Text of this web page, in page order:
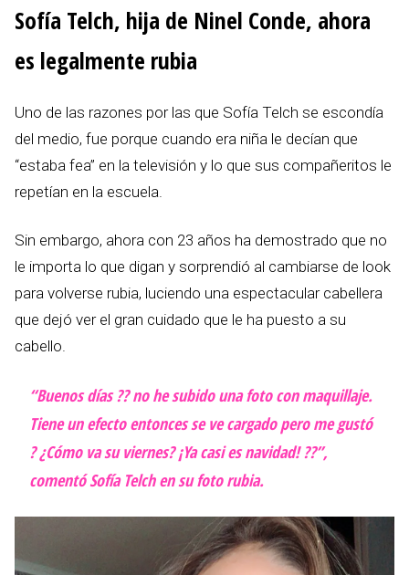
Sofía Telch, hija de Ninel Conde, ahora
es legalmente rubia
Uno de las razones por las que Sofía Telch se escondía
del medio, fue porque cuando era niña le decían que
“estaba fea” en la televisión y lo que sus compañeritos le
repetían en la escuela.
Sin embargo, ahora con 23 años ha demostrado que no
le importa lo que digan y sorprendió al cambiarse de look
para volverse rubia, luciendo una espectacular cabellera
que dejó ver el gran cuidado que le ha puesto a su
cabello.
“Buenos días ?? no he subido una foto con maquillaje.
Tiene un efecto entonces se ve cargado pero me gustó
? ¿Cómo va su viernes? ¡Ya casi es navidad! ??”,
comentó Sofía Telch en su foto rubia.